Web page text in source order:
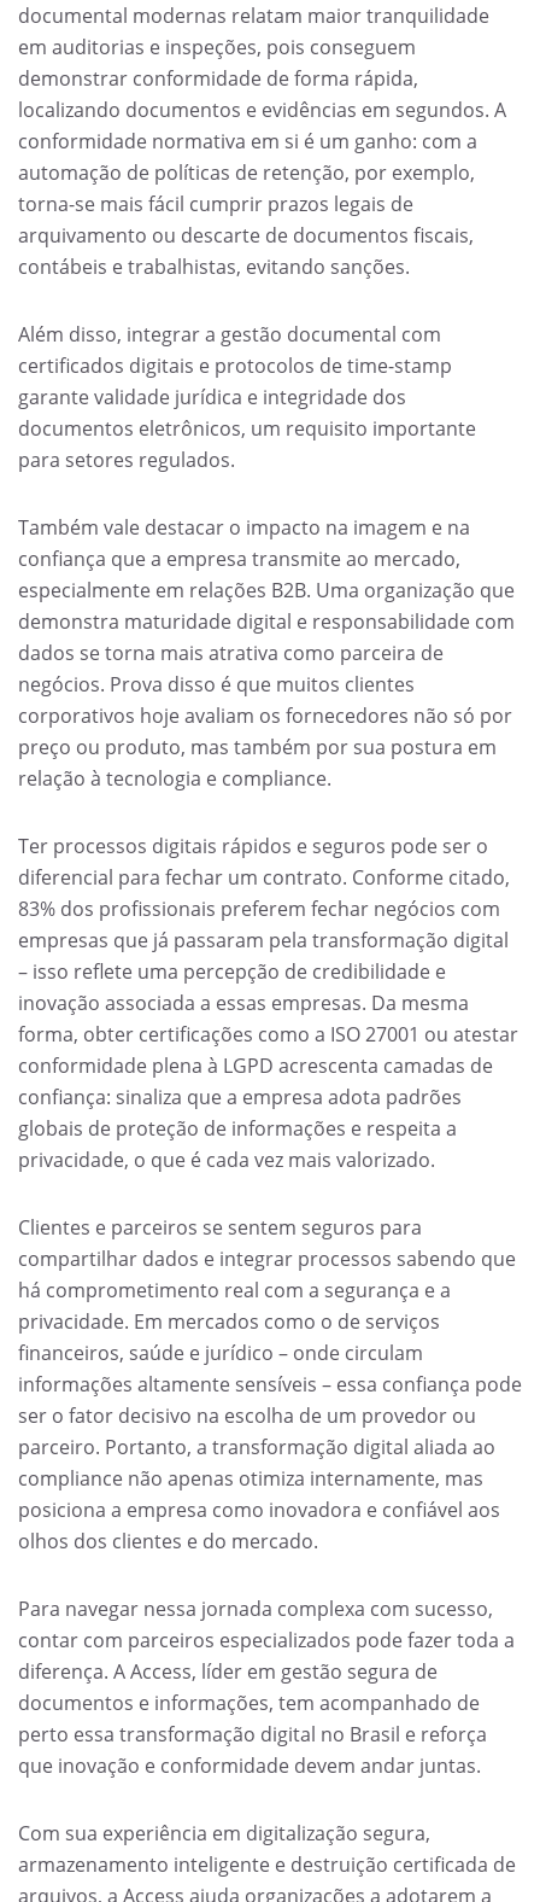
documental modernas relatam maior tranquilidade
em auditorias e inspeções, pois conseguem
demonstrar conformidade de forma rápida,
localizando documentos e evidências em segundos. A
conformidade normativa em si é um ganho: com a
automação de políticas de retenção, por exemplo,
torna-se mais fácil cumprir prazos legais de
arquivamento ou descarte de documentos fiscais,
contábeis e trabalhistas, evitando sanções.
Além disso, integrar a gestão documental com
certificados digitais e protocolos de time-stamp
garante validade jurídica e integridade dos
documentos eletrônicos, um requisito importante
para setores regulados.
Também vale destacar o impacto na imagem e na
confiança que a empresa transmite ao mercado,
especialmente em relações B2B. Uma organização que
demonstra maturidade digital e responsabilidade com
dados se torna mais atrativa como parceira de
negócios. Prova disso é que muitos clientes
corporativos hoje avaliam os fornecedores não só por
preço ou produto, mas também por sua postura em
relação à tecnologia e compliance.
Ter processos digitais rápidos e seguros pode ser o
diferencial para fechar um contrato. Conforme citado,
83% dos profissionais preferem fechar negócios com
empresas que já passaram pela transformação digital
– isso reflete uma percepção de credibilidade e
inovação associada a essas empresas. Da mesma
forma, obter certificações como a ISO 27001 ou atestar
conformidade plena à LGPD acrescenta camadas de
confiança: sinaliza que a empresa adota padrões
globais de proteção de informações e respeita a
privacidade, o que é cada vez mais valorizado.
Clientes e parceiros se sentem seguros para
compartilhar dados e integrar processos sabendo que
há comprometimento real com a segurança e a
privacidade. Em mercados como o de serviços
financeiros, saúde e jurídico – onde circulam
informações altamente sensíveis – essa confiança pode
ser o fator decisivo na escolha de um provedor ou
parceiro. Portanto, a transformação digital aliada ao
compliance não apenas otimiza internamente, mas
posiciona a empresa como inovadora e confiável aos
olhos dos clientes e do mercado.
Para navegar nessa jornada complexa com sucesso,
contar com parceiros especializados pode fazer toda a
diferença. A Access, líder em gestão segura de
documentos e informações, tem acompanhado de
perto essa transformação digital no Brasil e reforça
que inovação e conformidade devem andar juntas.
Com sua experiência em digitalização segura,
armazenamento inteligente e destruição certificada de
arquivos, a Access ajuda organizações a adotarem a